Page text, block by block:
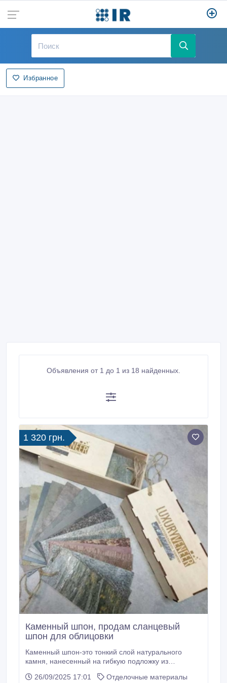
Избранное
Объявления от 1 до 1 из 18 найденных.
1 320 грн.
Каменный шпон, продам сланцевый
шпон для облицовки
Каменный шпон-это тонкий слой натурального
камня, нанесенный на гибкую подложку из
декора, интерьер и экстерьер, фасады мебели,
26/09/2025 17:01
Отделочные материалы